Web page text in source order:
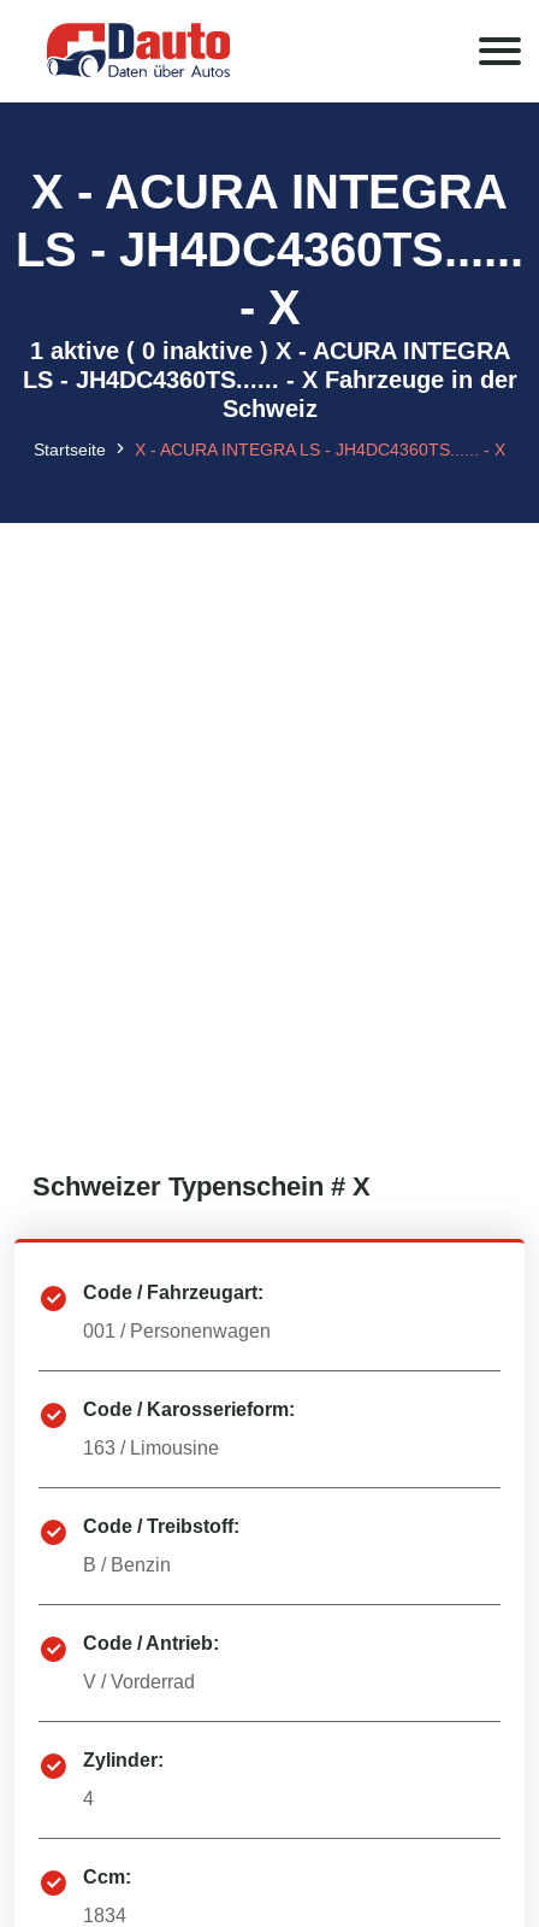
X - ACURA INTEGRA
LS - JH4DC4360TS......
- X
1 aktive ( 0 inaktive ) X - ACURA INTEGRA
LS - JH4DC4360TS...... - X Fahrzeuge in der
Schweiz
Startseite X - ACURA INTEGRA LS - JH4DC4360TS...... - X
Schweizer Typenschein # X
Code / Fahrzeugart:
001 / Personenwagen
Code / Karosserieform:
163 / Limousine
Code / Treibstoff:
B / Benzin
Code / Antrieb:
V /Vorderrad
Zylinder:
4
Ccm:
1834